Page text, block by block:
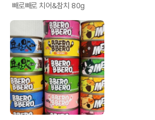
빼로빼로 치어&참치 80g